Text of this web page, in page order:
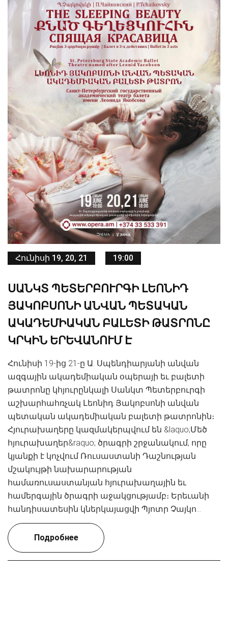
Հունիսի 19, 20, 21 19:00
ՍԱՆԿՏ ՊԵՏԵՐԲՈՒՐԳԻ ԼԵՈՆԻԴ
ՅԱԿՈԲՍՈՆԻ ԱՆՎԱՆ ՊԵՏԱԿԱՆ
ԱԿԱԴԵՄԻԱԿԱՆ ԲԱԼԵՏԻ ԹԱՏՐՈՆԸ
ԿՐԿԻՆ ԵՐԵՎԱՆՈՒՄ Է
Հունիսի 19-ից 21-ը Ա. Սպենդիարյանի անվան
ազգային ակադեմիական օպերայի եւ բալետի
թատրոնը կհյուրընկալի Սանկտ Պետերբուրգի
աշխարհահռչակ Լեոնիդ Յակոբսոնի անվան
պետական ակադեմիական բալետի թատրոնին։
Հյուրախաղերը կազմակերպվում են &laquo;Մեծ
հյուրախաղեր&raquo; ծրագրի շրջանակում, որը
կյանքի է կոչվում Ռուսաստանի Դաշնության
մշակույթի նախարարության
համառուսաստանյան հյուրախաղային եւ
համերգային ծրագրի աջակցությամբ։ Երեւանի
հանդիսատեսին կներկայացվի Պյոտր Չայկո...
Подробнее